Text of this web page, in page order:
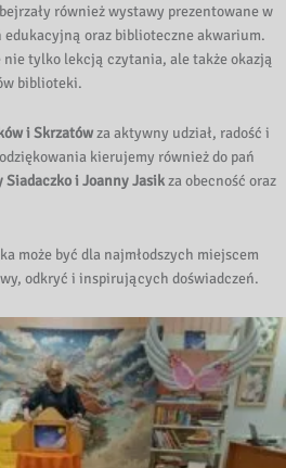
również wystawy prezentowane w
oraz biblioteczne akwarium.
nie tylko lekcją czytania, ale także okazją
biblioteki.
i Skrzatówza aktywny udział, radość i
kierujemy również do pań
i Joanny Jasikza obecność oraz
może być dla najmłodszych miejscem
odkryć i inspirujących doświadczeń.